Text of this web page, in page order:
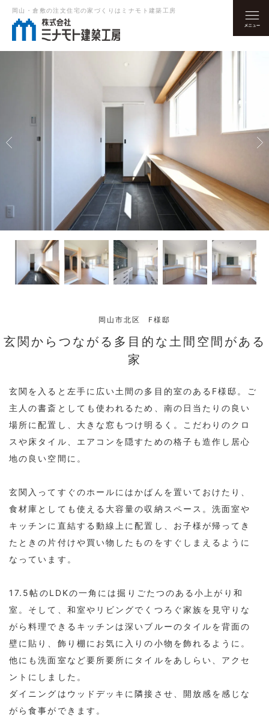
岡山・倉敷の注文住宅の家づくりはミナモト建築工房
岡山市北区 F様邸
玄関からつながる多目的な土間空間がある
家
玄関を入ると左手に広い土間の多目的室のあるF様邸。ご
主人の書斎としても使われるため、南の日当たりの良い
場所に配置し、大きな窓もつけ明るく。こだわりのクロ
スや床タイル、エアコンを隠すための格子も造作し居心
地の良い空間に。
玄関入ってすぐのホールにはかばんを置いておけたり、
食材庫としても使える大容量の収納スペース。洗面室や
キッチンに直結する動線上に配置し、お子様が帰ってき
たときの片付けや買い物したものをすぐしまえるように
なっています。
17.5帖のLDKの一角には掘りごたつのある小上がり和
室。そして、和室やリビングでくつろぐ家族を見守りな
がら料理できるキッチンは深いブルーのタイルを背面の
壁に貼り、飾り棚にお気に入りの小物を飾れるように。
他にも洗面室など要所要所にタイルをあしらい、アクセ
ントにしました。
ダイニングはウッドデッキに隣接させ、開放感を感じな
がら食事ができます。